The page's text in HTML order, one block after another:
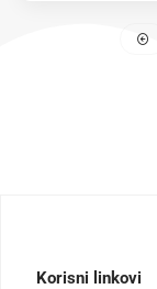
Korisni linkovi